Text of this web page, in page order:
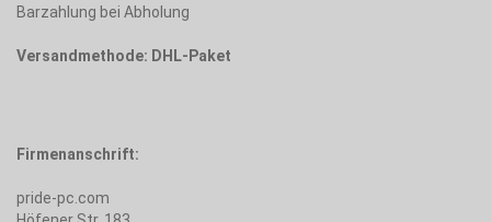
Barzahlung bei Abholung
Versandmethode: DHL-Paket
Firmenanschrift:
pride-pc.com